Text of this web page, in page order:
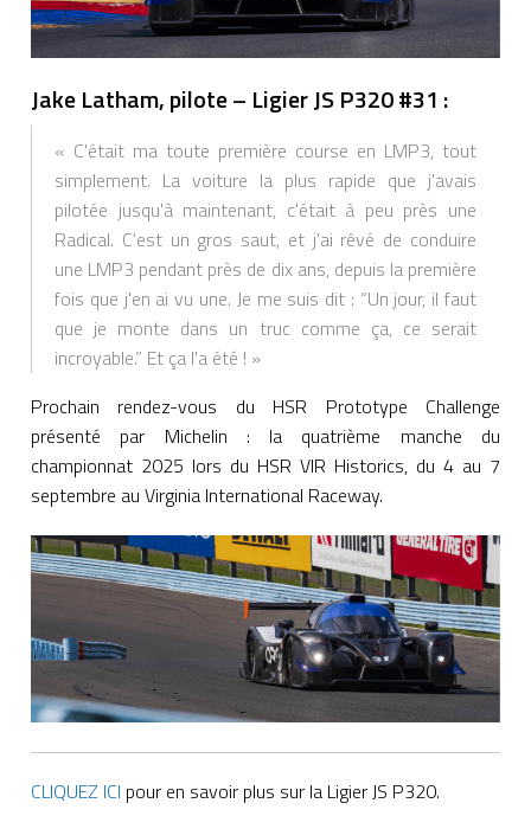
Jake Latham, pilote – Ligier JS P320 #31 :
« C'était ma toute première course en LMP3, tout
simplement. La voiture la plus rapide que j'avais
pilotée jusqu'à maintenant, c'était à peu près une
Radical. C'est un gros saut, et j'ai rêvé de conduire
une LMP3 pendant près de dix ans, depuis la première
fois que j'en ai vu une. Je me suis dit : “Un jour, il faut
que je monte dans un truc comme ça, ce serait
incroyable.” Et ça l'a été ! »
Prochain rendez-vous du HSR Prototype Challenge
présenté par Michelin : la quatrième manche du
championnat 2025 lors du HSR VIR Historics, du 4 au 7
septembre au Virginia International Raceway.
CLIQUEZ ICI pour en savoir plus sur la Ligier JS P320.